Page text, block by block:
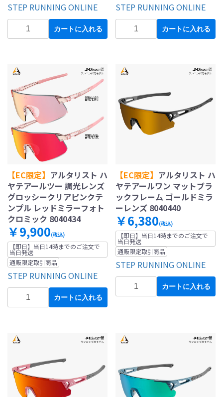
STEP RUNNING ONLINE
カートに入れる
STEP RUNNING ONLINE
カートに入れる
【EC限定】 アルタリスト ハ
ヤテアールツー 調光レンズ
グロッシークリアピンクテ
ンプル レッドミラーフォト
クロミック 8040434
￥9,900(税込)
【即日】当日14時までのご注文で
当日発送
通販限定取引商品
STEP RUNNING ONLINE
カートに入れる
【EC限定】 アルタリスト ハ
ヤテアールワン マットブラ
ックフレーム ゴールドミラ
ーレンズ 8040440
￥6,380(税込)
【即日】当日14時までのご注文で
当日発送
通販限定取引商品
STEP RUNNING ONLINE
カートに入れる